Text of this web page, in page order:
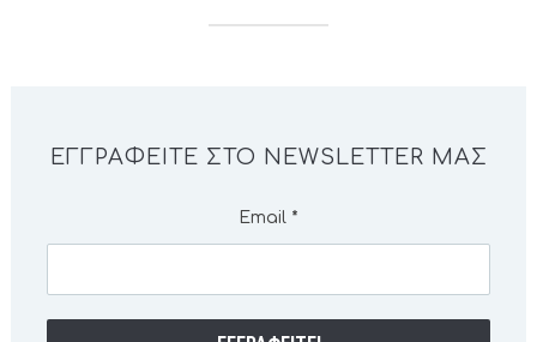
ΕΓΓΡΑΦΕΊΤΕ ΣΤΟ NEWSLETTER ΜΑΣ
Email *